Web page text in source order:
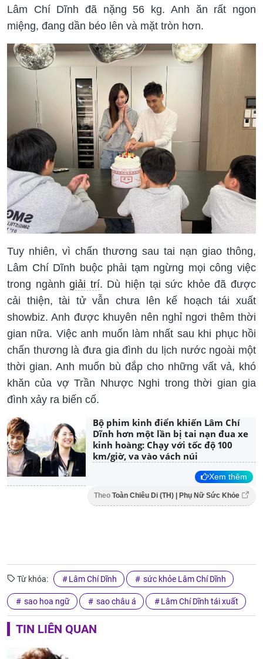
Lâm Chí Dĩnh đã nặng 56 kg. Anh ăn rất ngon
miệng, đang dần béo lên và mặt tròn hơn.
Tuy nhiên, vì chấn thương sau tai nạn giao thông,
Lâm Chí Dĩnh buộc phải tạm ngừng mọi công việc
trong ngànhgiải trí. Dù hiện tại sức khỏe đã được
cải thiện, tài tử vẫn chưa lên kế hoạch tái xuất
showbiz. Anh được khuyên nên nghỉ ngơi thêm thời
gian nữa. Việc anh muốn làm nhất sau khi phục hồi
chấn thương là đưa gia đình du lịch nước ngoài một
thời gian. Anh muốn bù đắp cho những vất vả, khó
khăn của vợ Trần Nhược Nghi trong thời gian gia
đình xảy ra biến cố.
Bộ phim kinh điển khiến Lâm Chí
Dĩnh hơn một lần bị tai nạn đua xe
kinh hoàng: Chạy với tốc độ 100
km/giờ, va vào vách núi
Xem thêm
Theo Toàn Chiêu Di (TH) | Phụ Nữ Sức Khỏe
Từ khóa: Lâm Chí Dĩnh sức khỏe Lâm Chí Dĩnh
sao hoa ngữ sao châu á Lâm Chí Dĩnh tái xuất
TIN LIÊN QUAN